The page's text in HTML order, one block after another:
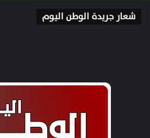
شعار جريدة الوطن اليوم